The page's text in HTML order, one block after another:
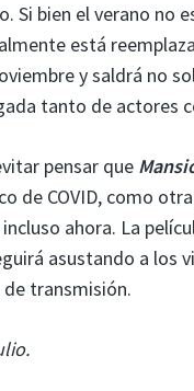
bien el verano no
está
y saldrá no
tanto de actores
pensar que
de COVID, como
ahora. La
asustando a los
transmisión.